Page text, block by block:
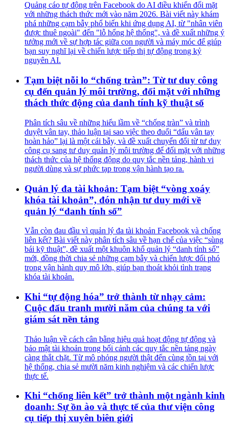
Quảng cáo tự động trên Facebook do AI điều khiển đối mặt
với những thách thức mới vào năm 2026. Bài viết này khám
phá những cạm bẫy phổ biến khi ứng dụng AI, từ "nhân viên
được thuê ngoài" đến "lỗ hổng hệ thống", và đề xuất những ý
tưởng mới về sự hợp tác giữa con người và máy móc để giúp
bạn suy nghĩ lại về chiến lược tiếp thị tự động trong kỷ
nguyên AI.
Tạm biệt nỗi lo “chống tràn”: Từ tư duy công
cụ đến quản lý môi trường, đối mặt với những
thách thức động của danh tính kỹ thuật số
Phân tích sâu về những hiểu lầm về “chống tràn” và trình
duyệt vân tay, thảo luận tại sao việc theo đuổi “dấu vân tay
hoàn hảo” lại là một cái bẫy, và đề xuất chuyển đổi từ tư duy
công cụ sang tư duy quản lý môi trường để đối mặt với những
thách thức của hệ thống động do quy tắc nền tảng, hành vi
người dùng và sự phức tạp trong vận hành tạo ra.
Quản lý đa tài khoản: Tạm biệt “vòng xoáy
khóa tài khoản”, đón nhận tư duy mới về
quản lý “danh tính số”
Vẫn còn đau đầu vì quản lý đa tài khoản Facebook và chống
liên kết? Bài viết này phân tích sâu về hạn chế của việc “sùng
bái kỹ thuật”, đề xuất một khuôn khổ quản lý “danh tính số”
mới, đồng thời chia sẻ những cạm bẫy và chiến lược đối phó
trong vận hành quy mô lớn, giúp bạn thoát khỏi tình trạng
khóa tài khoản.
Khi “tự động hóa” trở thành từ nhạy cảm:
Cuộc đấu tranh mười năm của chúng ta với
giám sát nền tảng
Thảo luận về cách cân bằng hiệu quả hoạt động tự động và
bảo mật tài khoản trong bối cảnh các quy tắc nền tảng ngày
càng thắt chặt. Từ mô phỏng người thật đến cùng tồn tại với
hệ thống, chia sẻ mười năm kinh nghiệm và các chiến lược
thực tế.
Khi “chống liên kết” trở thành một ngành kinh
doanh: Sự ồn ào và thực tế của thư viện công
cụ tiếp thị xuyên biên giới